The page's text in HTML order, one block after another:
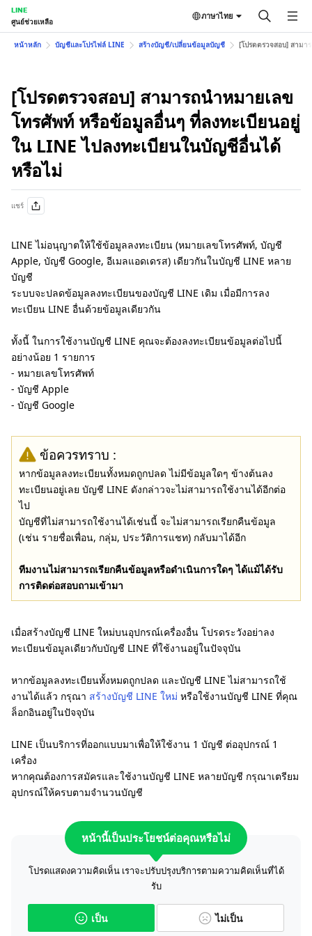
LINE
ศูนย์ช่วยเหลือ
ภาษาไทย
หน้าหลัก บัญชีและโปรไฟล์ LINE สร้างบัญชี/เปลี่ยนข้อมูลบัญชี [โปรดตรวจสอบ] สามา
[โปรดตรวจสอบ] สามารถนำหมายเลข
โทรศัพท์ หรือข้อมูลอื่นๆ ที่ลงทะเบียนอยู่
ใน LINE ไปลงทะเบียนในบัญชีอื่นได้
หรือไม่
แชร์
LINE ไม่อนุญาตให้ใช้ข้อมูลลงทะเบียน (หมายเลขโทรศัพท์, บัญชี
Apple, บัญชี Google, อีเมลแอดเดรส) เดียวกันในบัญชี LINE หลาย
บัญชี
ระบบจะปลดข้อมูลลงทะเบียนของบัญชี LINE เดิม เมื่อมีการลง
ทะเบียน LINE อื่นด้วยข้อมูลเดียวกัน
ทั้งนี้ ในการใช้งานบัญชี LINE คุณจะต้องลงทะเบียนข้อมูลต่อไปนี้
อย่างน้อย 1 รายการ
- หมายเลขโทรศัพท์
- บัญชี Apple
- บัญชี Google
ข้อควรทราบ :
หากข้อมูลลงทะเบียนทั้งหมดถูกปลด ไม่มีข้อมูลใดๆ ข้างต้นลง
ทะเบียนอยู่เลย บัญชี LINE ดังกล่าวจะไม่สามารถใช้งานได้อีกต่อ
ไป
บัญชีที่ไม่สามารถใช้งานได้เช่นนี้ จะไม่สามารถเรียกคืนข้อมูล
(เช่น รายชื่อเพื่อน, กลุ่ม, ประวัติการแชท) กลับมาได้อีก
ทีมงานไม่สามารถเรียกคืนข้อมูลหรือดำเนินการใดๆ ได้แม้ได้รับ
การติดต่อสอบถามเข้ามา
เมื่อสร้างบัญชี LINE ใหม่บนอุปกรณ์เครื่องอื่น โปรดระวังอย่าลง
ทะเบียนข้อมูลเดียวกับบัญชี LINE ที่ใช้งานอยู่ในปัจจุบัน
หากข้อมูลลงทะเบียนทั้งหมดถูกปลด และบัญชี LINE ไม่สามารถใช้
งานได้แล้ว กรุณา สร้างบัญชี LINE ใหม่ หรือใช้งานบัญชี LINE ที่คุณ
ล็อกอินอยู่ในปัจจุบัน
LINE เป็นบริการที่ออกแบบมาเพื่อให้ใช้งาน 1 บัญชี ต่ออุปกรณ์ 1
เครื่อง
หากคุณต้องการสมัครและใช้งานบัญชี LINE หลายบัญชี กรุณาเตรียม
อุปกรณ์ให้ครบตามจำนวนบัญชี
หน้านี้เป็นประโยชน์ต่อคุณหรือไม่
โปรดแสดงความคิดเห็น เราจะปรับปรุงบริการตามความคิดเห็นที่ได้
รับ
เป็น ไม่เป็น